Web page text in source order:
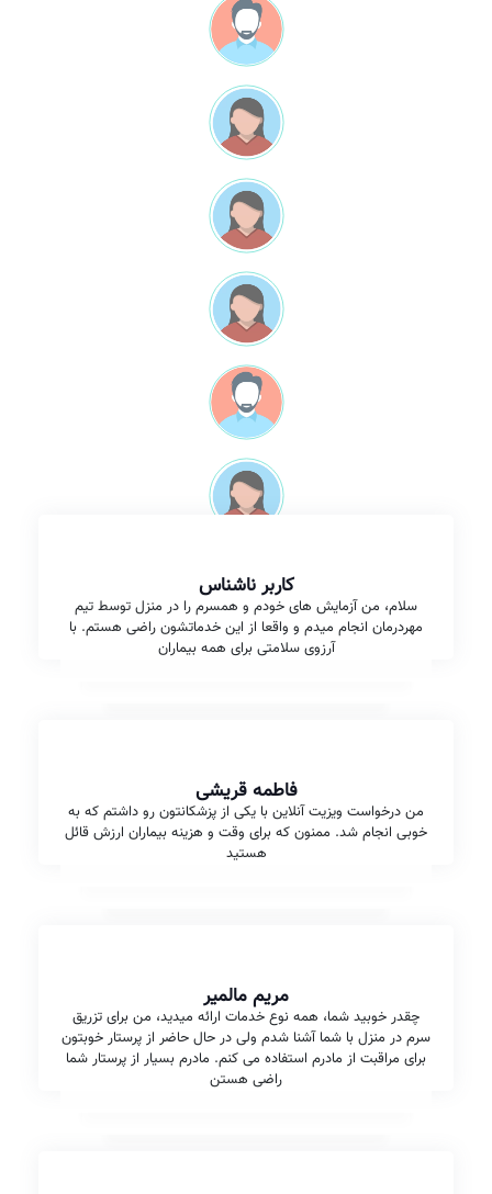
کاربر ناشناس
سلام، من آزمایش های خودم و همسرم را در منزل توسط تیم
مهردرمان انجام میدم و واقعا از این خدماتشون راضی هستم. با
آرزوی سلامتی برای همه بیماران
فاطمه قریشی
من درخواست ویزیت آنلاین با یکی از پزشکانتون رو داشتم که به
خوبی انجام شد. ممنون که برای وقت و هزینه بیماران ارزش قائل
هستید
مریم مالمیر
چقدر خوبید شما، همه نوع خدمات ارائه میدید، من برای تزریق
سرم در منزل با شما آشنا شدم ولی در حال حاضر از پرستار خوبتون
برای مراقبت از مادرم استفاده می کنم. مادرم بسیار از پرستار شما
راضی هستن